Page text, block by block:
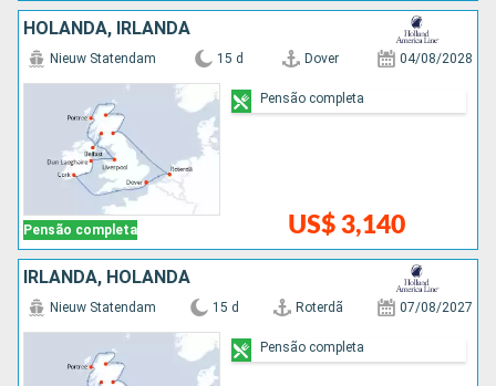
HOLANDA, IRLANDA
Pensão completa
Nieuw Statendam 15 d Dover 04/08/2028
US$ 3,140
Pensão completa
IRLANDA, HOLANDA
Nieuw Statendam 15 d Roterdã 07/08/2027
Pensão completa